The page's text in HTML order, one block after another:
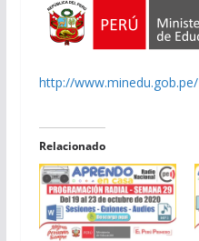
http://www.minedu.gob.pe/
Relacionado